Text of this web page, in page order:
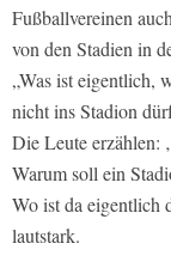
Fußballvereinen
von den Stadien in
„Was ist eigentlich,
nicht ins Stadion
Die Leute erzählen:
Warum soll ein
Wo ist da eigentlich
lautstark.